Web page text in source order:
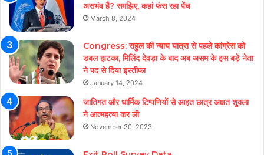
असभंव है? समझिए, कहां फंस रहा पेंच
March 8, 2024
Congress: राहुल की न्याय यात्रा से पहले कांग्रेस को
डबल झटका, मिलिंद देवड़ा के बाद अब असम के इस बड़े नेता
ने पद से दिया इस्तीफा
January 14, 2024
जातिगत और धार्मिक टिप्पणियों से आहत छात्र अक्षत शुक्ला
ने आत्महत्या कर ली
November 30, 2023